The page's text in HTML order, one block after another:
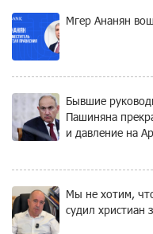
Мгер Ананян
Бывшие
Пашиняна
и давление на
Мы не хотим,
судил христиан